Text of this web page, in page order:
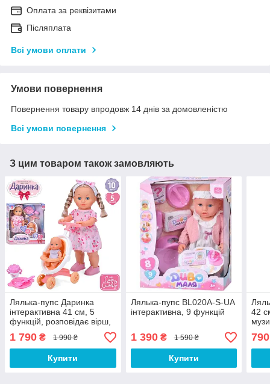
Оплата за реквізитами
Післяплата
Всі умови оплати
Умови повернення
Повернення товару впродовж 14 днів за домовленістю
Всі умови повернення
З цим товаром також замовляють
Лялька-пупс Даринка
інтерактивна 41 см, 5
функцій, розповідає вірш,
співає пісеньку
1 790 ₴ 1 990 ₴
Купити
Лялька-пупс BL020A-S-UA
інтерактивна, 9 функцій
1 390₴ 1 590 ₴
Купити
42
790